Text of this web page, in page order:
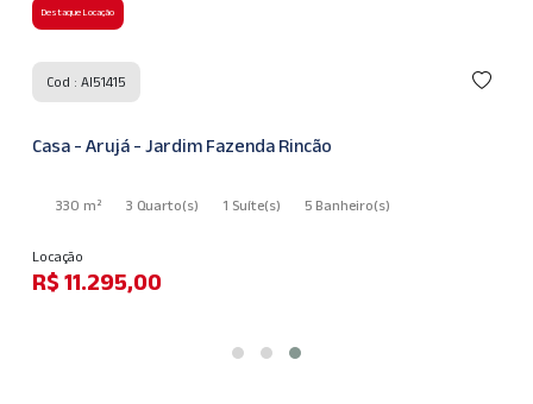
Destaque Locação
Cod : AI51415
Casa - Arujá - Jardim Fazenda Rincão
330 m² 3 Quarto(s) 1 Suíte(s) 5 Banheiro(s)
Locação
R$ 11.295,00